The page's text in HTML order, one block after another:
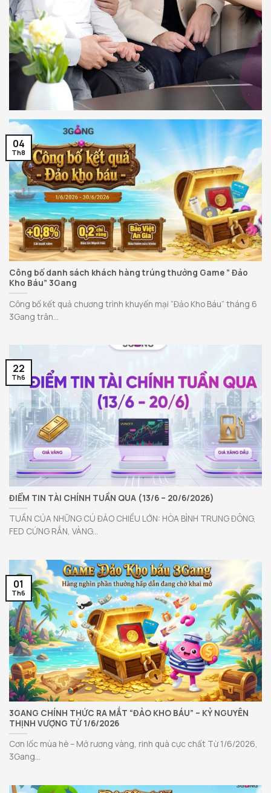
Công bố danh sách khách hàng trúng thưởng Game ” Đảo
Kho Báu” 3Gang
Công bố kết quả chương trình khuyến mại “Đảo Kho Báu” tháng 6
3Gang trân...
04
Th8
ĐIỂM TIN TÀI CHÍNH TUẦN QUA (13/6 – 20/6/2026)
TUẦN CỦA NHỮNG CÚ ĐẢO CHIỀU LỚN: HÒA BÌNH TRUNG ĐÔNG,
FED CỨNG RẮN, VÀNG...
22
Th6
3GANG CHÍNH THỨC RA MẮT “ĐẢO KHO BÁU” – KỶ NGUYÊN
THỊNH VƯỢNG TỪ 1/6/2026
Cơn lốc mùa hè – Mở rương vàng, rinh quà cực chất Từ 1/6/2026,
3Gang...
01
Th6